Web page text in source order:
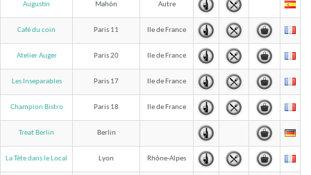
Augustin Mahón Autre
Café du coin Paris 11 Ile de France
Atelier Auger Paris 20 Ile de France
Les Inseparables Paris 17 Ile de France
Champion Bistro Paris 18 Ile de France
Treat Berlin Berlin
La Tête dans le Local Lyon Rhône-Alpes